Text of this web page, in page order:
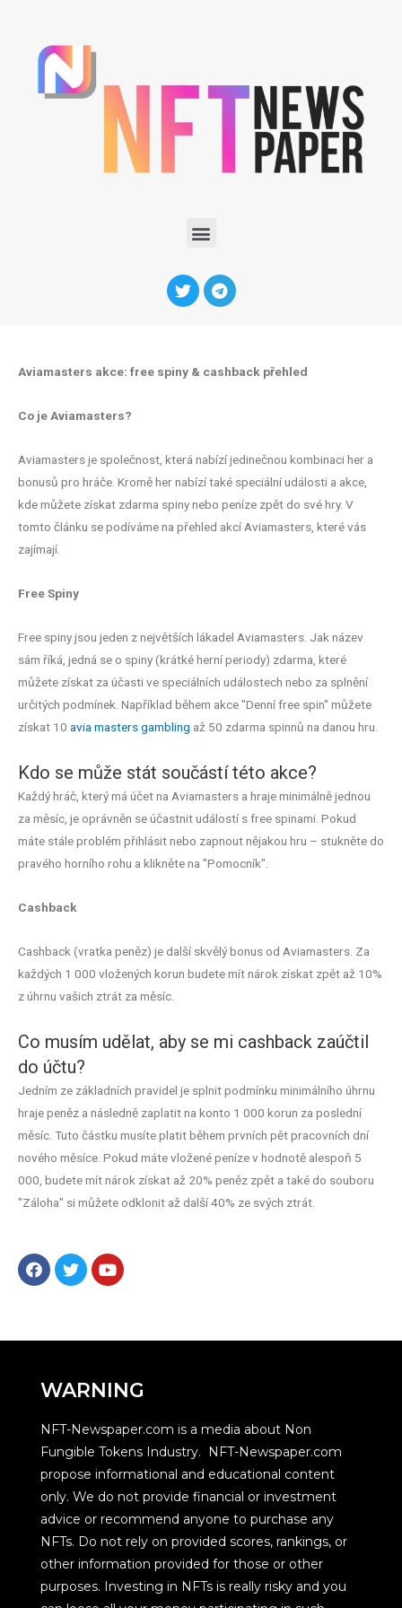
Aviamasters akce: free spiny & cashback přehled
Co je Aviamasters?
Aviamasters je společnost, která nabízí jedinečnou kombinaci her a
bonusů pro hráče. Kromě her nabízí také speciální události a akce,
kde můžete získat zdarma spiny nebo peníze zpět do své hry. V
tomto článku se podíváme na přehled akcí Aviamasters, které vás
zajímají.
Free Spiny
Free spiny jsou jeden z největších lákadel Aviamasters. Jak název
sám říká, jedná se o spiny (krátké herní periody) zdarma, které
můžete získat za účasti ve speciálních událostech nebo za splnění
určitých podmínek. Například během akce "Denní free spin" můžete
získat 10 avia masters gambling až 50 zdarma spinnů na danou hru.
Kdo se může stát součástí této akce?
Každý hráč, který má účet na Aviamasters a hraje minimálně jednou
za měsíc, je oprávněn se účastnit událostí s free spinami. Pokud
máte stále problém přihlásit nebo zapnout nějakou hru – stukněte do
pravého horního rohu a klikněte na "Pomocník".
Cashback
Cashback (vratka peněz) je další skvělý bonus od Aviamasters. Za
každých 1 000 vložených korun budete mít nárok získat zpět až 10%
z úhrnu vašich ztrát za měsíc.
Co musím udělat, aby se mi cashback zaúčtil
do účtu?
Jedním ze základních pravidel je splnit podmínku minimálního úhrnu
hraje peněz a následně zaplatit na konto 1 000 korun za poslední
měsíc. Tuto částku musíte platit během prvních pět pracovních dní
nového měsíce. Pokud máte vložené peníze v hodnotě alespoň 5
000, budete mít nárok získat až 20% peněz zpět a také do souboru
"Záloha" si můžete odklonit až další 40% ze svých ztrát.
WARNING
NFT-Newspaper.com is a media about Non
Fungible Tokens Industry. NFT-Newspaper.com
propose informational and educational content
only. We do not provide financial or investment
advice or recommend anyone to purchase any
NFTs. Do not rely on provided scores, rankings, or
other information provided for those or other
purposes. Investing in NFTs is really risky and you